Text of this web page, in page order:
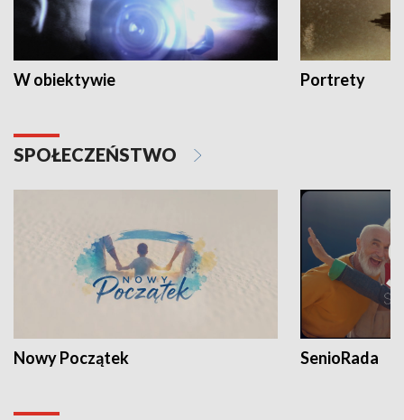
W obiektywie Portrety
SPOŁECZEŃSTWO
Nowy Początek SenioRada